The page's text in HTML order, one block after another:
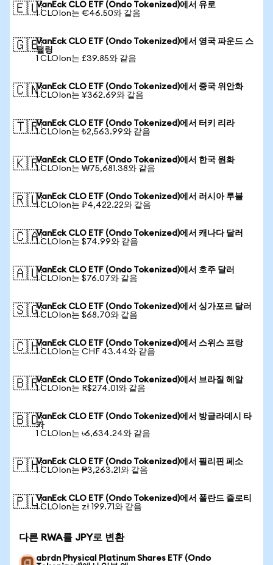
🇪🇺VanEck CLO ETF (Ondo Tokenized)에서 유로
1 CLOIon는 €46.50와 같음
🇬🇧VanEck CLO ETF (Ondo Tokenized)에서 영국 파운드 스
털링
1 CLOIon는 £39.85와 같음
🇨🇳VanEck CLO ETF (Ondo Tokenized)에서 중국 위안화
1 CLOIon는 ¥362.69와 같음
🇹🇷VanEck CLO ETF (Ondo Tokenized)에서 터키 리라
1 CLOIon는 ₺2,563.99와 같음
🇰🇷VanEck CLO ETF (Ondo Tokenized)에서 한국 원화
1 CLOIon는 ₩75,681.38와 같음
🇷🇺VanEck CLO ETF (Ondo Tokenized)에서 러시아 루블
1 CLOIon는 ₽4,422.22와 같음
🇨🇦VanEck CLO ETF (Ondo Tokenized)에서 캐나다 달러
1 CLOIon는 $74.99와 같음
🇦🇺VanEck CLO ETF (Ondo Tokenized)에서 호주 달러
1 CLOIon는 $76.07와 같음
🇸🇬VanEck CLO ETF (Ondo Tokenized)에서 싱가포르 달러
1 CLOIon는 $68.70와 같음
🇨🇭VanEck CLO ETF (Ondo Tokenized)에서 스위스 프랑
1 CLOIon는 CHF 43.44와 같음
🇧🇷VanEck CLO ETF (Ondo Tokenized)에서 브라질 헤알
1 CLOIon는 R$274.01와 같음
🇧🇩VanEck CLO ETF (Ondo Tokenized)에서 방글라데시 타
카
1 CLOIon는 ৳6,634.24와 같음
🇵🇭VanEck CLO ETF (Ondo Tokenized)에서 필리핀 페소
1 CLOIon는 ₱3,263.21와 같음
🇵🇱VanEck CLO ETF (Ondo Tokenized)에서 폴란드 즐로티
1 CLOIon는 zł 199.71와 같음
다른 RWA를 JPY로 변환
abrdn Physical Platinum Shares ETF (Ondo